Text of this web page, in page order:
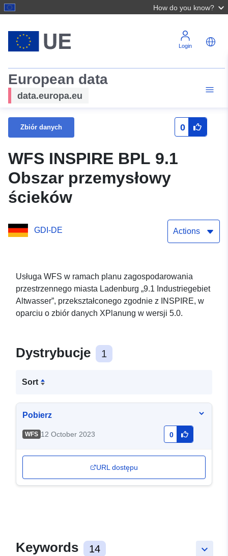
How do you know?
Login
European data
data.europa.eu
Zbiór danych 0
WFS INSPIRE BPL 9.1
Obszar przemysłowy
ścieków
GDI-DE Actions
Usługa WFS w ramach planu zagospodarowania
przestrzennego miasta Ladenburg „9.1 Industriegebiet
Altwasser”, przekształconego zgodnie z INSPIRE, w
oparciu o zbiór danych XPlanung w wersji 5.0.
Dystrybucje 1
Sort
Pobierz
WFS 12 October 2023 0
URL dostępu
keyboard_arrow_down
Keywords 14